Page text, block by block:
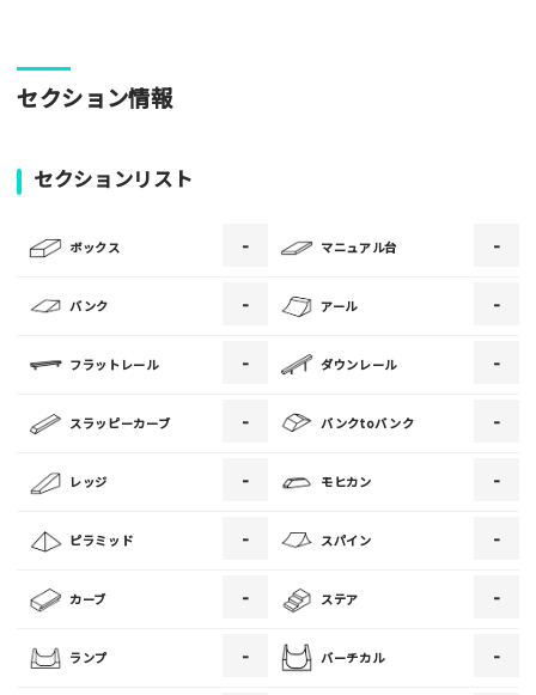
パークやスポットの写真をぜひお送りください！あなたの写真
がみんなの参考となります！
[text photo1alt placeholder "写真の解説※任意]
写真
[text photo3alt placeholder "写真の解説※任意]
ご注意事項
セクション情報
セクションリスト
ボックス - マニュアル台 -
バンク - アール -
フラットレール - ダウンレール -
スラッピーカーブ - バンクtoバンク -
レッジ - モヒカン -
ピラミッド - スパイン -
カーブ - ステア -
ランプ - バーチカル -